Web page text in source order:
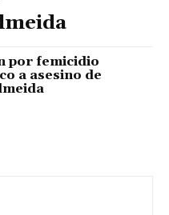
por femicidio
a asesino de